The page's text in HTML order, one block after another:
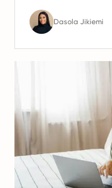
y cumplimiento
Dasola Jikiemi